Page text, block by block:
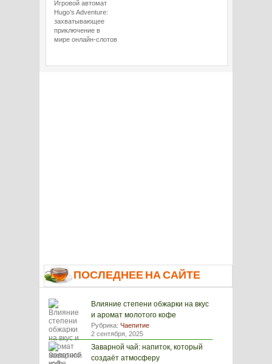
Игровой автомат
Hugo’s Adventure:
захватывающее
приключение в
мире онлайн-слотов
ПОСЛЕДНЕЕ НА САЙТЕ
Влияние степени обжарки на вкус
и аромат молотого кофе
Рубрика: Чаепитие
2 сентября, 2025
Заварной чай: напиток, который
создаёт атмосферу